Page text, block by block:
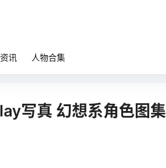
讯 人物合集
写真 幻想系角色图集